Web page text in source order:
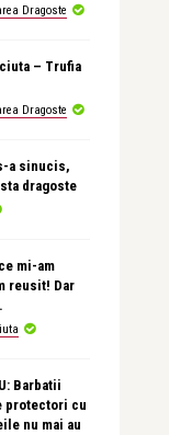
Dragoste
– Trufia
Dragoste
a sinucis,
dragoste
mi-am
reusit! Dar
Barbatii
protectori cu
nu mai au